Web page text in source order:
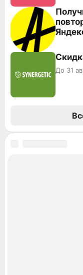
До 31